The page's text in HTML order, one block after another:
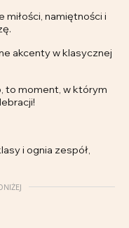
miłości, namiętności i
akcenty w klasycznej
to moment, w którym
i ognia zespół,